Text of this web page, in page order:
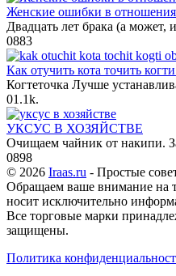
Женские ошибки в
Двадцать лет брака (а может,
0883
Как отучить кота точить
Когтеточка Лучше
01.1k.
УКСУС В ХОЗЯЙСТВЕ
Очищаем чайник от накипи.
0898
© 2026 Iraas.ru - Простые
Обращаем ваше внимание на
носит исключительно
Все торговые марки
защищены.
Политика